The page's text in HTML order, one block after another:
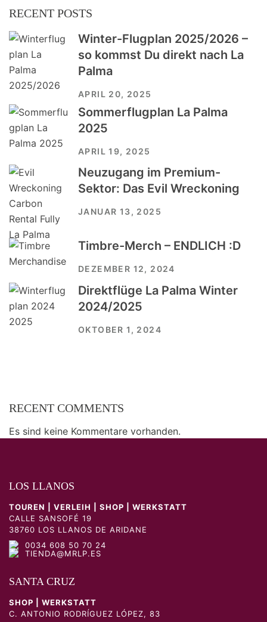
RECENT POSTS
Winter-Flugplan 2025/2026 –
so kommst Du direkt nach La
Palma
APRIL 20, 2025
Sommerflugplan La Palma
2025
APRIL 19, 2025
Neuzugang im Premium-
Sektor: Das Evil Wreckoning
JANUAR 13, 2025
Timbre-Merch – ENDLICH :D
DEZEMBER 12, 2024
Direktflüge La Palma Winter
2024/2025
OKTOBER 1, 2024
RECENT COMMENTS
Es sind keine Kommentare vorhanden.
LOS LLANOS
TOUREN | VERLEIH | SHOP | WERKSTATT
CALLE SANSOFÉ 19
38760 LOS LLANOS DE ARIDANE
0034 608 50 70 24
TIENDA@MRLP.ES
SANTA CRUZ
SHOP | WERKSTATT
C. ANTONIO RODRÍGUEZ LÓPEZ, 83